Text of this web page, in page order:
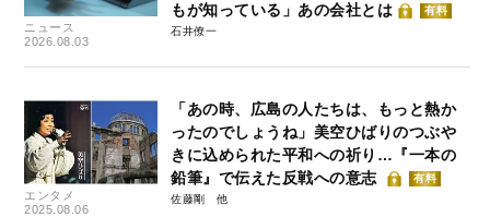
ニュース
2026.08.03
もが知っている」あの会社とは
有料
石井僚一
エンタメ
2025.08.06
「あの時、広島の人たちは、もっと熱か
ったのでしょうね」美空ひばりのつぶや
きに込められた平和への祈り…『一本の
鉛筆』で伝えた反戦への意志
有料
佐藤剛